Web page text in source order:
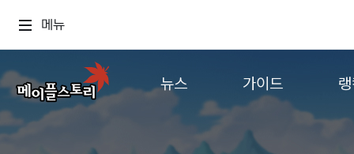
메뉴
뉴스
공지사항
가이드
게임정보